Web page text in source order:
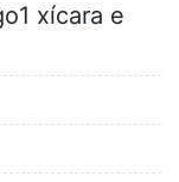
xícara e